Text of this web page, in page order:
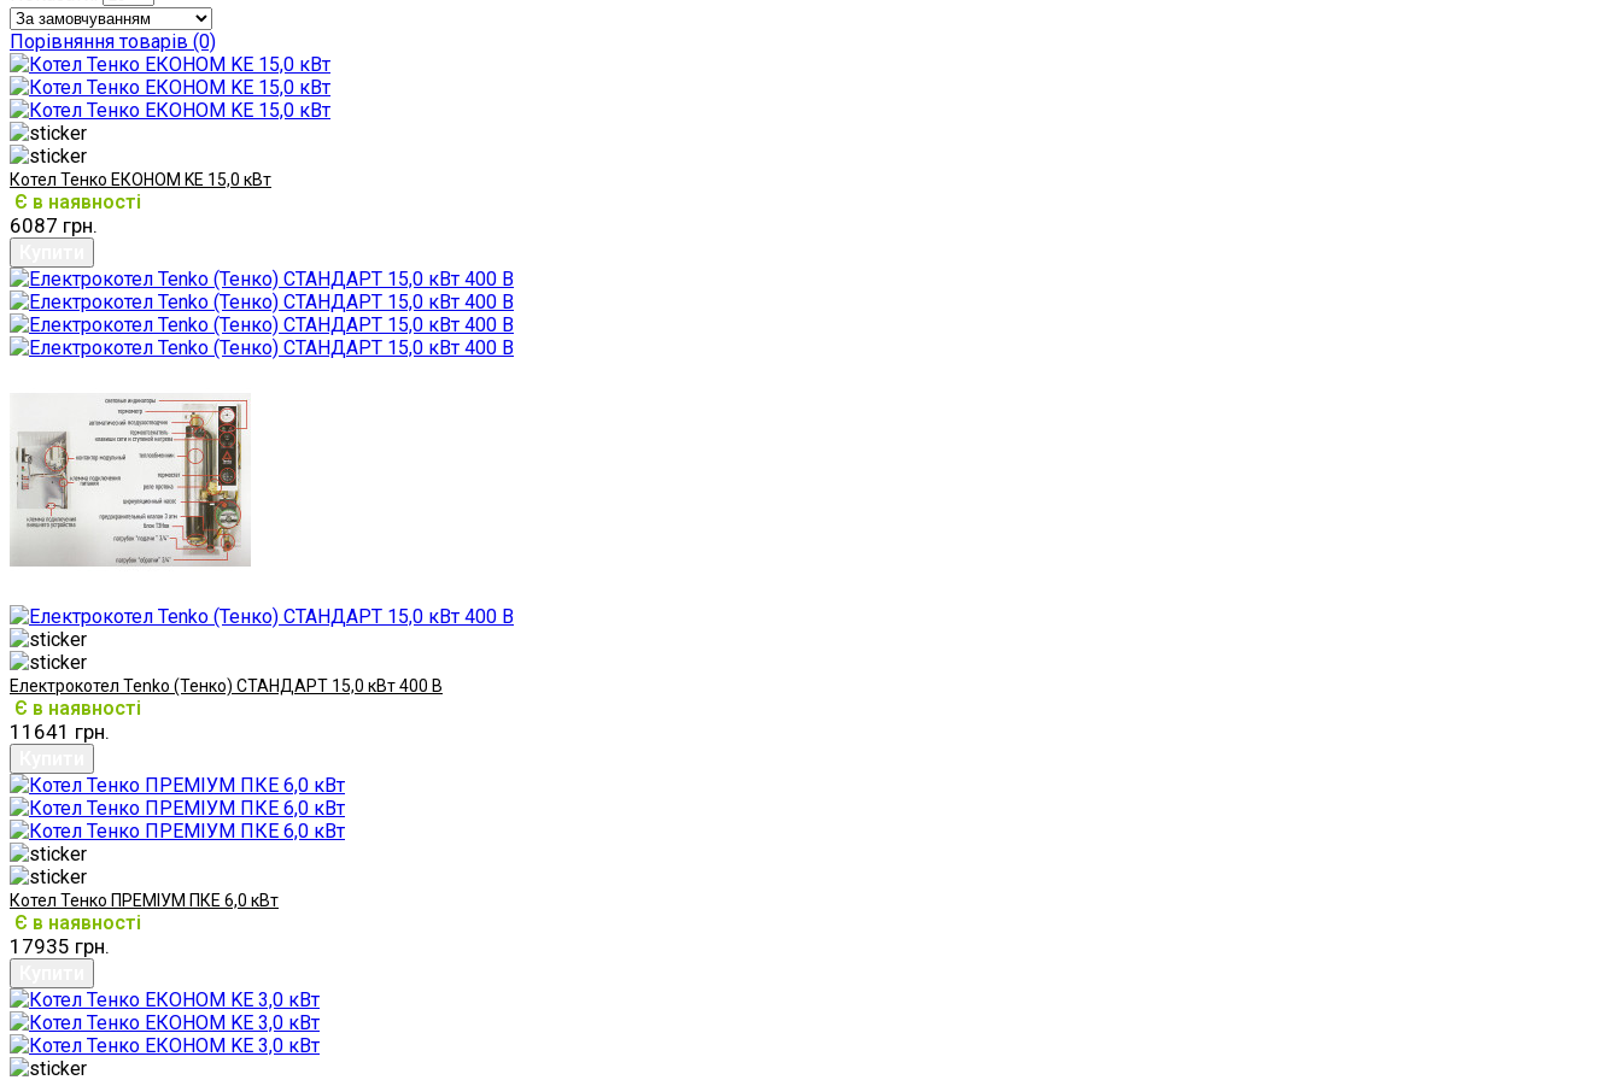
Порівняння товарів (0)
Котел Тенко ЕКОНОМ KE 15,0 кВт
Є в наявності
6087 грн.
Електрокотел Tenko (Тенко) СТАНДАРТ 15,0 кВт 400 В
Є в наявності
11641 грн.
Котел Тенко ПРЕМІУМ ПКЕ 6,0 кВт
Є в наявності
17935 грн.